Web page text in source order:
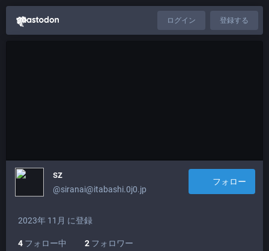
ログイン 登録する
sz
@siranai@itabashi.0j0.jp
フォロー
2023年 11月 に登録
4 フォロー中 2 フォロワー